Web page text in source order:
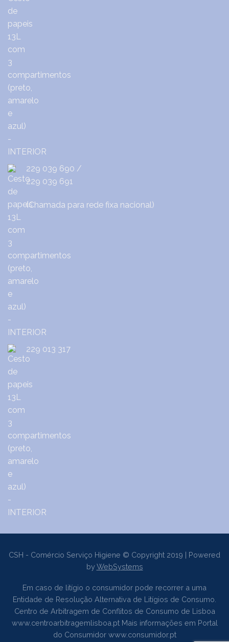
229 039 690 /
229 039 691
(Chamada para rede fixa nacional)
229 013 317
CSH - Comércio Serviço Higiene © Copyright 2019 | Powered
byWebSystems
Em caso de litígio o consumidor pode recorrer a uma
Entidade de Resolução Alternativa de Litígios de Consumo.
Centro de Arbitragem de Conflitos de Consumo de Lisboa
www.centroarbitragemlisboa.ptMais informações em Portal
do Consumidor www.consumidor.pt